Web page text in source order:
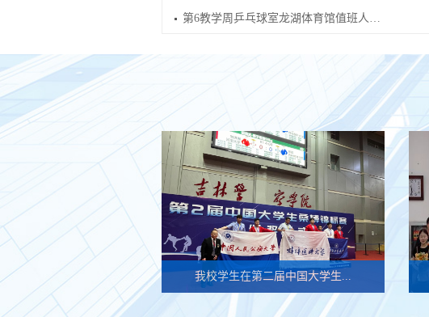
第6教学周乒乓球室龙湖体育馆值班人…
我校学生在第二届中国大学生...